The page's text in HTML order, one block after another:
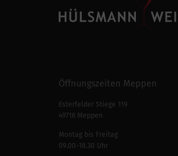
Öffnungszeiten Meppen
Esterfelder Stiege 119
49716 Meppen
Montag bis Freitag
09.00–18.30 Uhr